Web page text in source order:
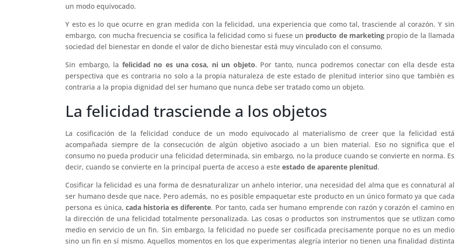
un modo equivocado.
Y esto es lo que ocurre en gran medida con la felicidad, una experiencia que como tal, trasciende al corazón. Y sin
embargo, con mucha frecuencia se cosifica la felicidad como si fuese un producto de marketingpropio de la llamada
sociedad del bienestar en donde el valor de dicho bienestar está muy vinculado con el consumo.
Sin embargo, la felicidad no es una cosa, ni un objeto. Por tanto, nunca podremos conectar con ella desde esta
perspectiva que es contraria no solo a la propia naturaleza de este estado de plenitud interior sino que también es
contraria a la propia dignidad del ser humano que nunca debe ser tratado como un objeto.
La felicidad trasciende a los objetos
La cosificación de la felicidad conduce de un modo equivocado al materialismo de creer que la felicidad está
acompañada siempre de la consecución de algún objetivo asociado a un bien material. Eso no significa que el
consumo no pueda producir una felicidad determinada, sin embargo, no la produce cuando se convierte en norma. Es
decir, cuando se convierte en la principal puerta de acceso a esteestado de aparente plenitud.
Cosificar la felicidad es una forma de desnaturalizar un anhelo interior, una necesidad del alma que es connatural al
ser humano desde que nace. Pero además, no es posible empaquetar este producto en un único formato ya que cada
persona es única, cada historia es diferente. Por tanto, cada ser humano emprende con razón y corazón el camino en
la dirección de una felicidad totalmente personalizada. Las cosas o productos son instrumentos que se utlizan como
medio en servicio de un fin. Sin embargo, la felicidad no puede ser cosificada precisamente porque no es un medio
sino un fin en sí mismo. Aquellos momentos en los que experimentas alegría interior no tienen una finalidad distinta